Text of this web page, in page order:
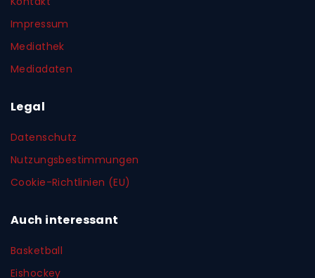
Impressum
Mediathek
Mediadaten
Legal
Datenschutz
Nutzungsbestimmungen
Cookie-Richtlinien (EU)
Auch interessant
Basketball
Eishockey